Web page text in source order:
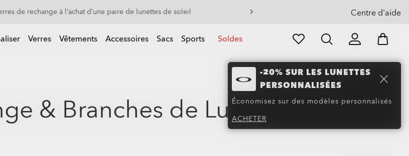
de rechange à l’achat d’une paire de lunettes de soleil Centre d'aide
Verres Vêtements Accessoires Sacs Sports Soldes
-20% SUR LES LUNETTES
PERSONNALISÉES
Économisez sur des modèles personnalisés
ACHETER
& Branches de Lunettes(48)